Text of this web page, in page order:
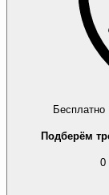
Бесплатно
Подберём
0